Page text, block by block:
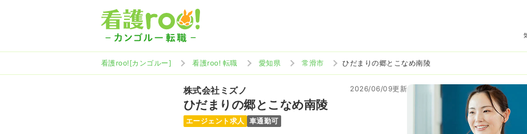
看護roo![カンゴルー] 看護roo! 転職 愛知県 常滑市 ひだまりの郷とこなめ南陵
株式会社ミズノ
ひだまりの郷とこなめ南陵
2026/06/09更新
エージェント求人 車通勤可